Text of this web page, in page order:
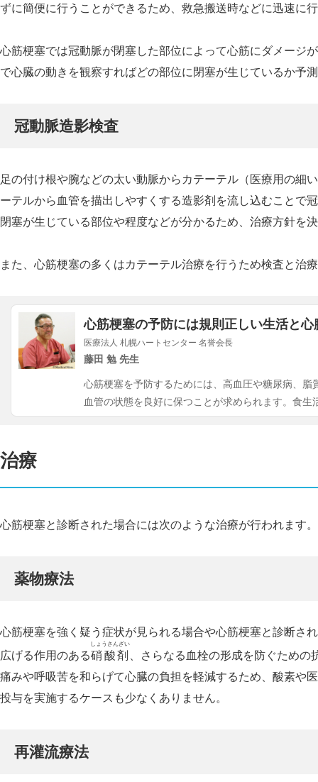
ずに簡便に行うことができるため、救急搬送時などに迅速に
心筋梗塞では冠動脈が閉塞した部位によって心筋にダメージ
で心臓の動きを観察すればどの部位に閉塞が生じているか予
冠動脈造影検査
足の付け根や腕などの太い動脈からカテーテル（医療用の細
ーテルから血管を描出しやすくする造影剤を流し込むことで
閉塞が生じている部位や程度などが分かるため、治療方針を
また、心筋梗塞の多くはカテーテル治療を行うため検査と治
心筋梗塞の予防には規則正しい生活と
医療法人 札幌ハートセンター 名誉会長
藤田 勉 先生
心筋梗塞を予防するためには、高血圧や糖尿病、
血管の状態を良好に保つことが求められます。食生
治療
心筋梗塞と診断された場合には次のような治療が行われます。
薬物療法
心筋梗塞を強く疑う症状が見られる場合や心筋梗塞と診断さ
広げる作用のある硝酸剤
しょうさんざい
、さらなる血栓の形成を防ぐため
痛みや呼吸苦を和らげて心臓の負担を軽減するため、酸素や
投与を実施するケースも少なくありません。
再灌流療法